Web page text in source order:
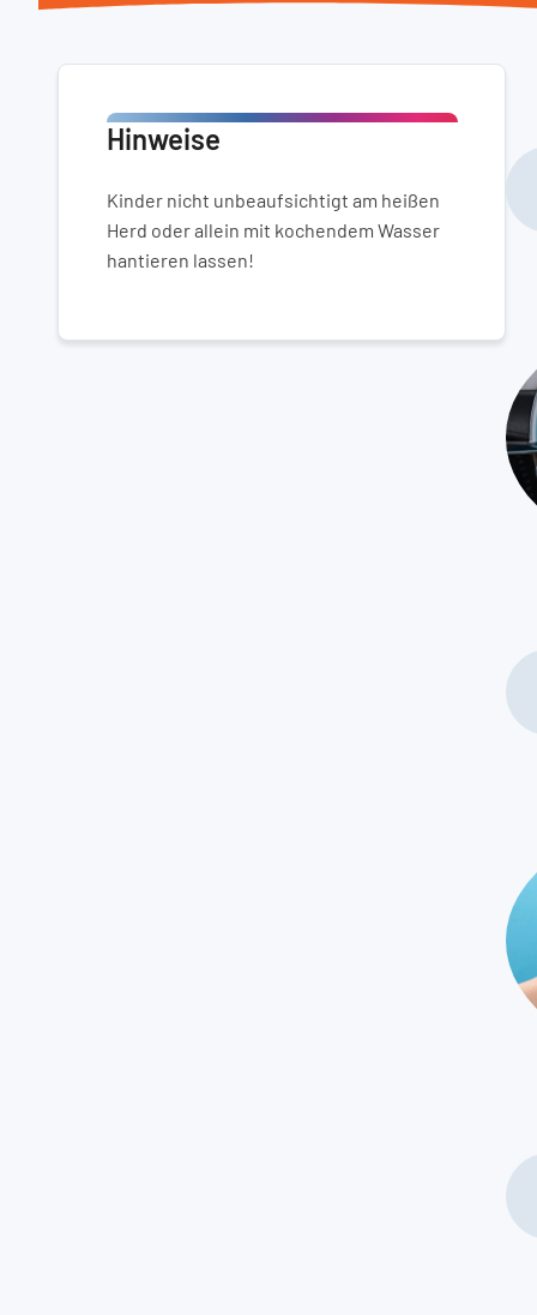
Hinweise
Kinder nicht unbeaufsichtigt am heißen
Herd oder allein mit kochendem Wasser
hantieren lassen!